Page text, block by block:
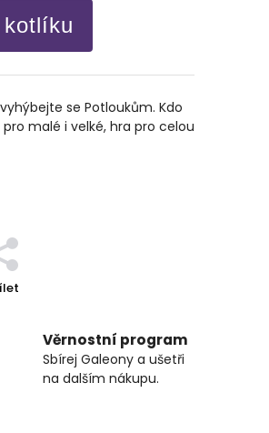
se Potloukům. Kdo
malé i velké, hra pro celou
Věrnostní program
Sbírej Galeony a ušetři
na dalším nákupu.